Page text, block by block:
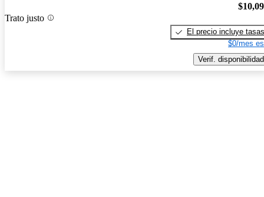
Trato justo
El precio incluye tasas
$0/mes
Verif. disponibilidad